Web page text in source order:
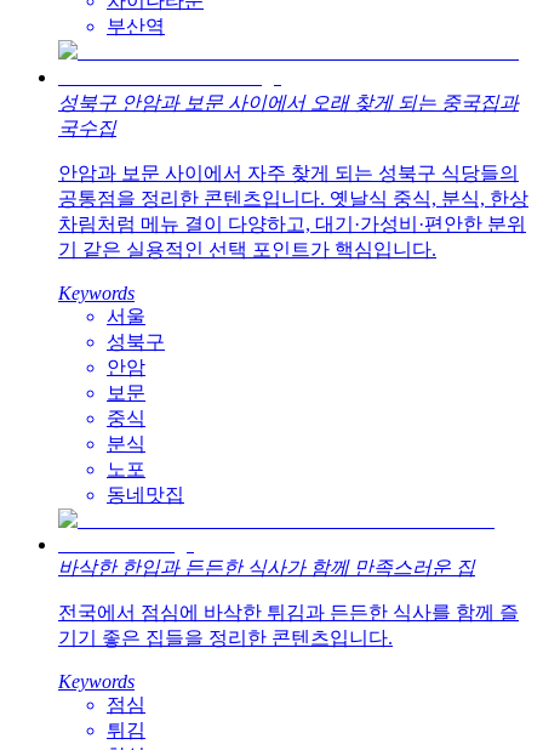
부산역
성북구 안암과 보문 사이에서 오래 찾게 되는 중국집과
국수집
안암과 보문 사이에서 자주 찾게 되는 성북구 식당들의
공통점을 정리한 콘텐츠입니다. 옛날식 중식, 분식, 한상
차림처럼 메뉴 결이 다양하고, 대기·가성비·편안한 분위
기 같은 실용적인 선택 포인트가 핵심입니다.
Keywords
서울
성북구
안암
보문
중식
분식
노포
동네맛집
바삭한 한입과 든든한 식사가 함께 만족스러운 집
전국에서 점심에 바삭한 튀김과 든든한 식사를 함께 즐
기기 좋은 집들을 정리한 콘텐츠입니다.
Keywords
점심
튀김